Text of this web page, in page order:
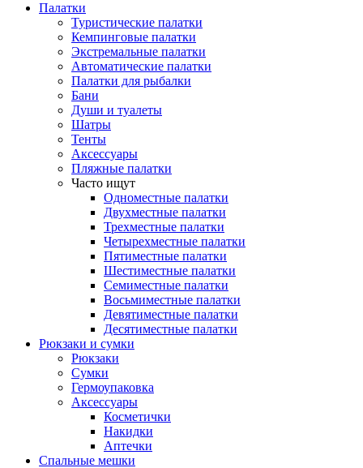
Палатки
Туристические палатки
Кемпинговые палатки
Экстремальные палатки
Автоматические палатки
Палатки для рыбалки
Бани
Души и туалеты
Шатры
Тенты
Аксессуары
Пляжные палатки
Часто ищут
Одноместные палатки
Двухместные палатки
Трехместные палатки
Четырехместные палатки
Пятиместные палатки
Шестиместные палатки
Семиместные палатки
Восьмиместные палатки
Девятиместные палатки
Десятиместные палатки
Рюкзаки и сумки
Рюкзаки
Сумки
Гермоупаковка
Аксессуары
Косметички
Накидки
Аптечки
Спальные мешки